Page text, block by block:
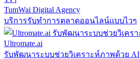
TumWai Digital Agency
บริการรับทำการตลาดออนไลน์แบบไวๆ
Ultromate.ai
รับพัฒนาระบบช่วยวิเคราะห์ภาพด้วย AI